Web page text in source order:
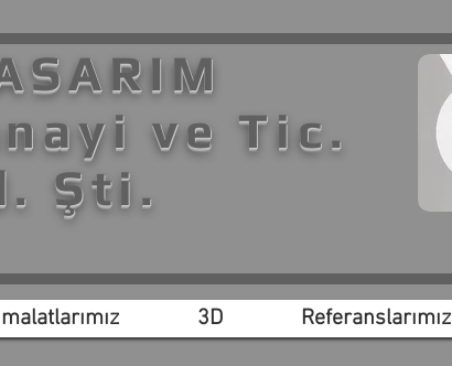
ve Tic.
Şti.
3D Referanslarımız